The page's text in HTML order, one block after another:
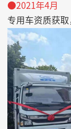
●2021年4月
专用车资质获取